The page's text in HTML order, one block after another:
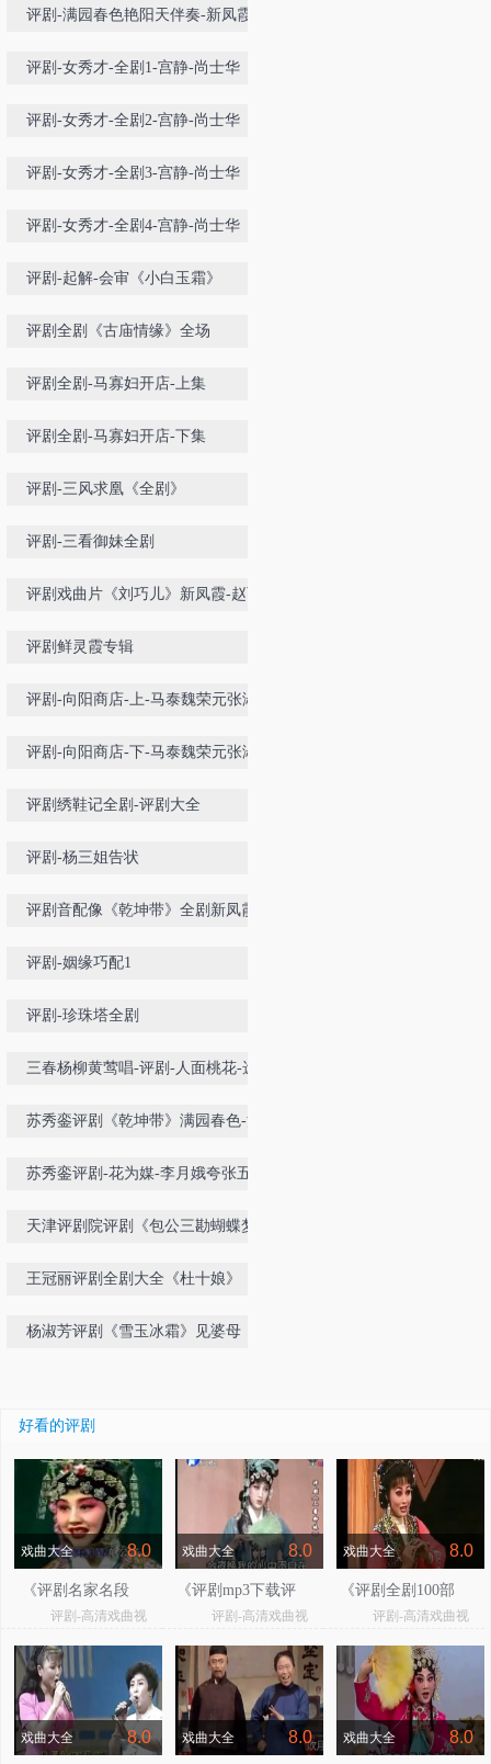
评剧-满园春色艳阳天伴奏-新凤霞袁
评剧-女秀才-全剧1-宫静-尚士华
评剧-女秀才-全剧2-宫静-尚士华
评剧-女秀才-全剧3-宫静-尚士华
评剧-女秀才-全剧4-宫静-尚士华
评剧-起解-会审《小白玉霜》
评剧全剧《古庙情缘》全场
评剧全剧-马寡妇开店-上集
评剧全剧-马寡妇开店-下集
评剧-三风求凰《全剧》
评剧-三看御妹全剧
评剧戏曲片《刘巧儿》新凤霞-赵丽
评剧鲜灵霞专辑
评剧-向阳商店-上-马泰魏荣元张淑
评剧-向阳商店-下-马泰魏荣元张淑
评剧绣鞋记全剧-评剧大全
评剧-杨三姐告状
评剧音配像《乾坤带》全剧新凤霞
评剧-姻缘巧配1
评剧-珍珠塔全剧
三春杨柳黄莺唱-评剧-人面桃花-选
苏秀銮评剧《乾坤带》满园春色-河
苏秀銮评剧-花为媒-李月娥夸张五
天津评剧院评剧《包公三勘蝴蝶梦》
王冠丽评剧全剧大全《杜十娘》
杨淑芳评剧《雪玉冰霜》见婆母
好看的评剧
戏曲大全 8.0
《评剧名家名段
精萃》
评剧-高清戏曲视
频
戏曲大全 8.0
《评剧mp3下载评
剧大全》
评剧-高清戏曲视
频
戏曲大全 8.0
《评剧全剧100部
mp3免费下载》
评剧-高清戏曲视
频
戏曲大全 8.0 戏曲大全 8.0 戏曲大全 8.0